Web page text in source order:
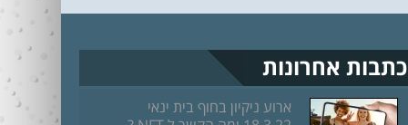
כתבות אחרונות
ארוע ניקיון בחוף בית ינאי